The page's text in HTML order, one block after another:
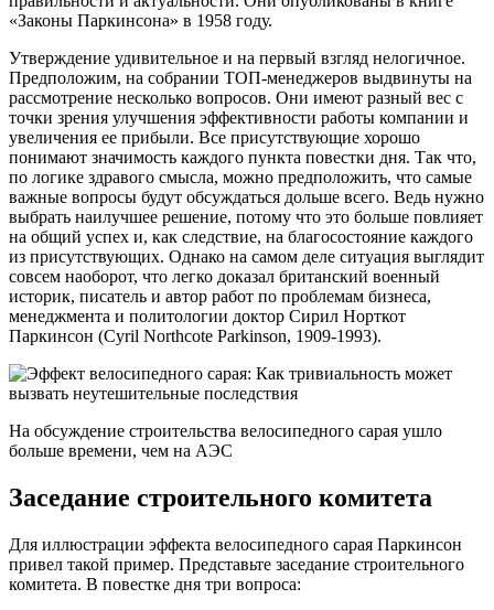
«Законы Паркинсона» в 1958 году.
Утверждение удивительное и на первый взгляд нелогичное.
Предположим, на собрании ТОП-менеджеров выдвинуты на
рассмотрение несколько вопросов. Они имеют разный вес с
точки зрения улучшения эффективности работы компании и
увеличения ее прибыли. Все присутствующие хорошо
понимают значимость каждого пункта повестки дня. Так что,
по логике здравого смысла, можно предположить, что самые
важные вопросы будут обсуждаться дольше всего. Ведь нужно
выбрать наилучшее решение, потому что это больше повлияет
на общий успех и, как следствие, на благосостояние каждого
из присутствующих. Однако на самом деле ситуация выглядит
совсем наоборот, что легко доказал британский военный
историк, писатель и автор работ по проблемам бизнеса,
менеджмента и политологии доктор Сирил Норткот
Паркинсон (Cyril Northcote Parkinson, 1909-1993).
На обсуждение строительства велосипедного сарая ушло
больше времени, чем на АЭС
Заседание строительного комитета
Для иллюстрации эффекта велосипедного сарая Паркинсон
привел такой пример. Представьте заседание строительного
комитета. В повестке дня три вопроса: